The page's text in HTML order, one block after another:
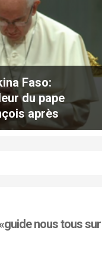
Faso:
du pape
après
dans l'église
nous tous sur